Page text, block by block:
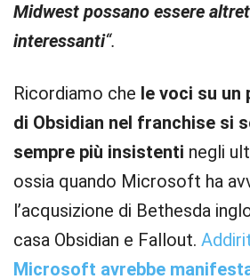
Midwest possano essere
interessanti“.
Ricordiamo che le voci su
di Obsidian nel franchise si
sempre più insistenti negli
ossia quando Microsoft ha
l’acqusizione di Bethesda
casa Obsidian e Fallout.
Microsoft avrebbe